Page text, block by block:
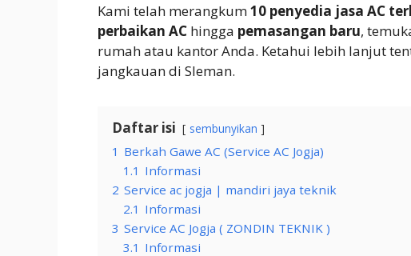
Kami telah merangkum10 penyedia jasa AC
perbaikan AC hingga pemasangan baru,
rumah atau kantor Anda. Ketahui lebih lanjut
jangkauan di Sleman.
Daftar isi sembunyikan
1 Berkah Gawe AC (Service AC Jogja)
1.1 Informasi
2 Service ac jogja | mandiri jaya teknik
2.1 Informasi
3 Service AC Jogja ( ZONDIN TEKNIK )
3.1 Informasi